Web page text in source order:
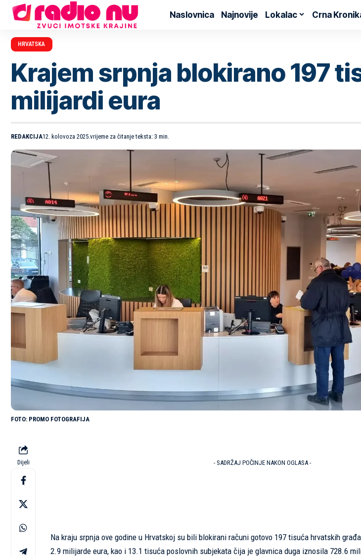
Naslovnica Najnovije Lokalac Crna
HRVATSKA
Krajem srpnja blokirano 197
milijardi eura
REDAKCIJA12. kolovoza 2025. vrijeme za čitanje teksta: 3 min.
PROMO FOTOGRAFIJA
Dijeli - SADRŽAJ POČINJE NAKON OGLASA -
Na kraju srpnja ove godine u Hrvatskoj su bili blokirani računi gotovo 197 tisuća hrvatskih
2.9 milijarde eura, kao i 13.1 tisuća poslovnih subjekata čija je glavnica duga iznosila 728.6